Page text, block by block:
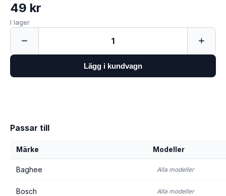
49 kr
I lager
− 1 +
Lägg i kundvagn
Passar till
Märke Modeller
Baghee Alla modeller
Bosch Alla modeller